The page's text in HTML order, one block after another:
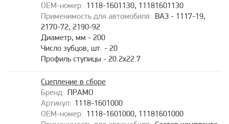
1118-1601130, 11181601130
ВАЗ - 1117-19,
2170-72, 2190-92
Диаметр, мм - 200
Число зубцов, шт. - 20
Профиль ступицы - 20.2x22.7
ПРАМО
1118-1601000
1118-1601000, 11181601000
Сцепление в сборе